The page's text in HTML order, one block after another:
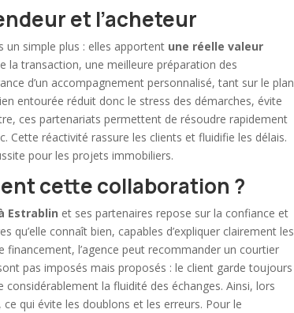
et l’acheteur
simple plus : elles apportent une réelle valeur
la transaction, une meilleure préparation des
d’un accompagnement personnalisé, tant sur le plan
entourée réduit donc le stress des démarches, évite
ces partenariats permettent de résoudre rapidement
Cette réactivité rassure les clients et fluidifie les délais.
pour les projets immobiliers.
cette collaboration ?
Estrablin et ses partenaires repose sur la confiance et
qu’elle connaît bien, capables d’expliquer clairement les
financement, l’agence peut recommander un courtier
pas imposés mais proposés : le client garde toujours
la fluidité des échanges. Ainsi, lors
qui évite les doublons et les erreurs. Pour le